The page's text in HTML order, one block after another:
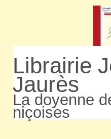
Librairie
Jaurès
La doyenne
niçoises